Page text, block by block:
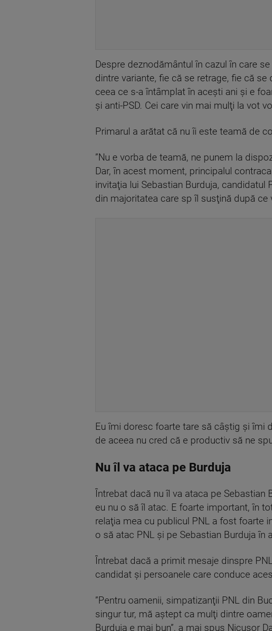
Despre deznodământul în cazul în care
dintre variante, fie că se retrage, fie că
ceea ce s-a întâmplat în aceşti ani şi e
şi anti-PSD. Cei care vin mai mulţi la vot
Primarul a arătat că nu îi este teamă de
”Nu e vorba de teamă, ne punem la
Dar, în acest moment, principalul
invitaţia lui Sebastian Burduja, candidatul
din majoritatea care sp îl susţină după ce
Eu îmi doresc foarte tare să câştig şi îmi
de aceea nu cred că e productiv să ne
Nu îl va ataca pe Burduja
Întrebat dacă nu îl va ataca pe Sebastian
eu nu o să îl atac. E foarte important, în
relaţia mea cu publicul PNL a fost foarte
o să atac PNL şi pe Sebastian Burduja în
Întrebat dacă a primit mesaje dinspre
candidat şi persoanele care conduce
”Pentru oamenii, simpatizanţii PNL din
singur tur, mă aştept ca mulţi dintre
Burduja e mai bun”, a mai spus Nicuşor